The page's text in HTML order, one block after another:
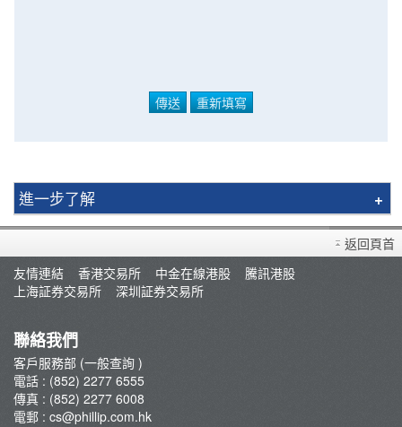
進一步了解
買賣衍生產品須知
開設戶口
查詢及支援
轉入股票
孖展及利率
佣金及收費資料
表格下載
返回頁首
友情連結
香港交易所 中金在線港股
騰訊港股
上海証券交易所
深圳証券交易所
聯絡我們
客戶服務部 (一般查詢 )
電話 : (852) 2277 6555
傳真 : (852) 2277 6008
電郵 : cs@phillip.com.hk